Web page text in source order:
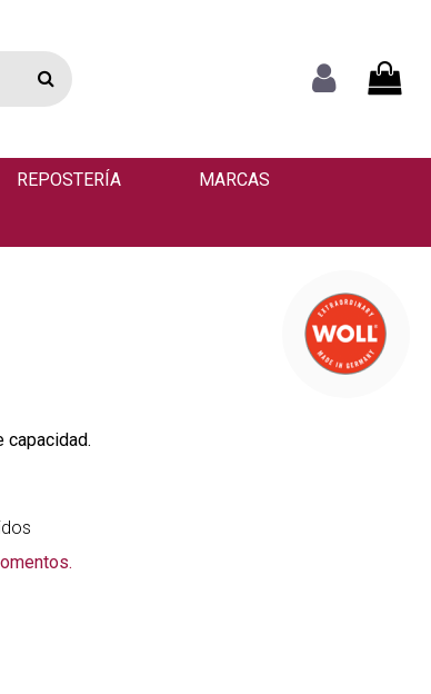
REPOSTERÍA MARCAS
capacidad.